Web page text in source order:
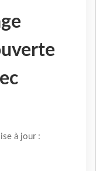
à jour :